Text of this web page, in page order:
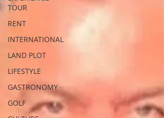
TOUR
RENT
INTERNATIONAL
LAND PLOT
LIFESTYLE
GASTRONOMY
GOLF